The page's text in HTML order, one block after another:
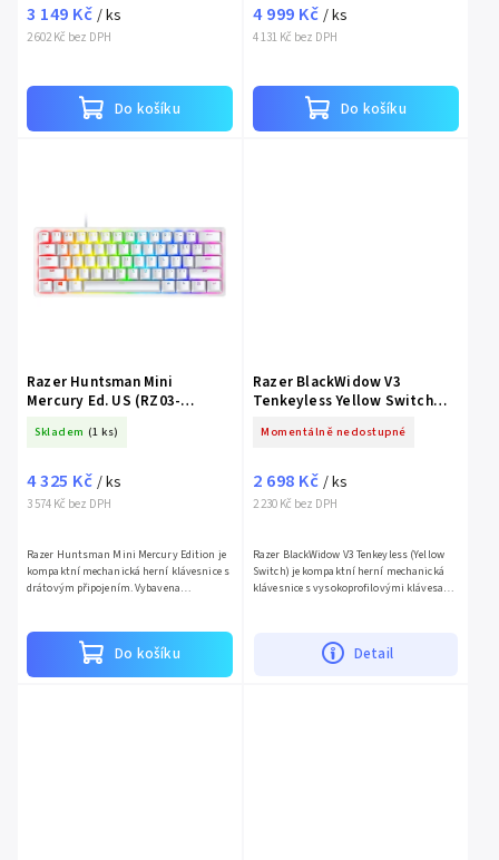
2 602 Kč bez DPH
3 149 Kč / ks
Do košíku
4 131 Kč bez DPH
4 999 Kč / ks
Do košíku
Razer Huntsman Mini
Mercury Ed. US (RZ03-
Skladem (1 ks)
3 574 Kč bez DPH
4 325 Kč / ks
Do košíku
Razer Huntsman Mini Mercury Edition je
kompaktní mechanická herní klávesnice s
drátovým připojením. Vybavena
Razer BlackWidow V3
Tenkeyless Yellow Switch
Momentálně nedostupné
2 230 Kč bez DPH
2 698 Kč / ks
Detail
Razer BlackWidow V3 Tenkeyless (Yellow
Switch) je kompaktní herní mechanická
klávesnice s vysokoprofilovými klávesami